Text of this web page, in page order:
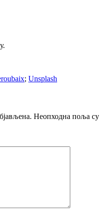
; Unsplash
Неопходна поља су